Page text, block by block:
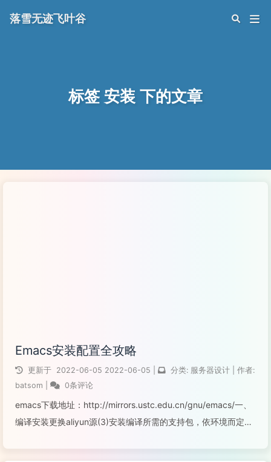
标签 安装 下的文章
落雪无迹飞叶谷
Emacs安装配置全攻略
更新于 2022-06-05 2022-06-05 分类: 服务器设计
作者:
batsom
0条评论
emacs下载地址：http://mirrors.ustc.edu.cn/gnu/emacs/一、
编译安装更换aliyun源(3)安装编译所需的支持包，依环境而定